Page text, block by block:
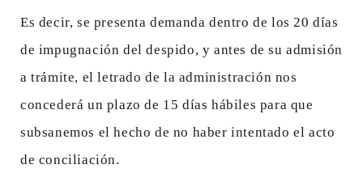
Es decir, se presenta demanda dentro de los 20 días
de impugnación del despido, y antes de su admisión
a trámite, el letrado de la administración nos
concederá un plazo de 15 días hábiles para que
subsanemos el hecho de no haber intentado el acto
de conciliación.